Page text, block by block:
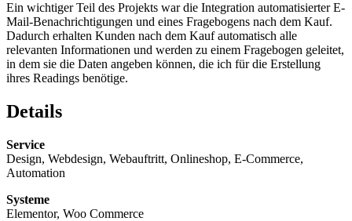
Ein wichtiger Teil des Projekts war die Integration automatisierter E-
Mail-Benachrichtigungen und eines Fragebogens nach dem Kauf.
Dadurch erhalten Kunden nach dem Kauf automatisch alle
relevanten Informationen und werden zu einem Fragebogen geleitet,
in dem sie die Daten angeben können, die ich für die Erstellung
ihres Readings benötige.
Details
Service
Design, Webdesign, Webauftritt, Onlineshop, E-Commerce,
Automation
Systeme
Elementor, Woo Commerce